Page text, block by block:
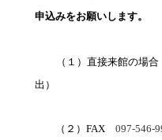
申込みをお願いします。
（１）直接来館の場
出）
（２）FAX 097-546-